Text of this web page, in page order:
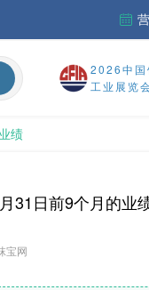
2026中国
工业展览
绩
31日前9个月的业
宝网